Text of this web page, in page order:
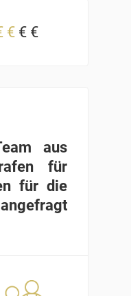
€ € €
aus
für
für die